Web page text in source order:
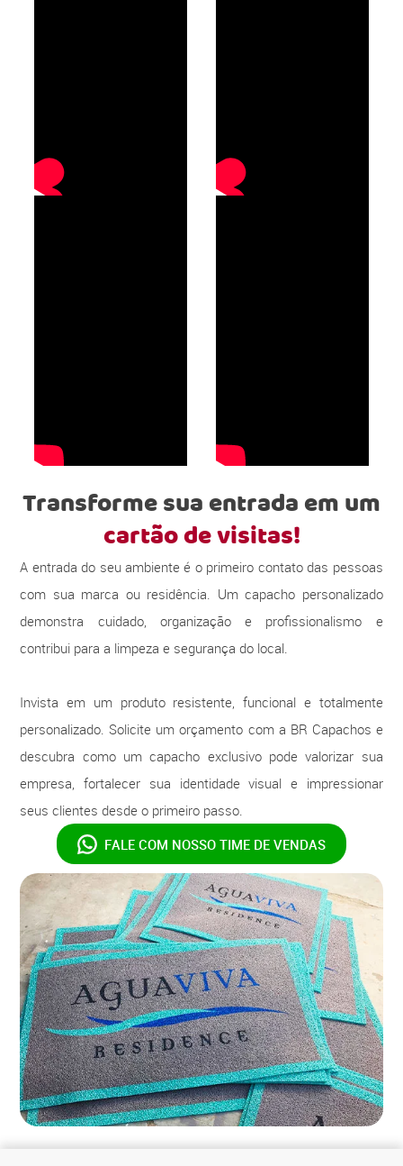
Transforme sua entrada em um
cartão de visitas!
A entrada do seu ambiente é o primeiro contato das pessoas
com sua marca ou residência. Um capacho personalizado
demonstra cuidado, organização e profissionalismo e
contribui para a limpeza e segurança do local.
Invista em um produto resistente, funcional e totalmente
personalizado. Solicite um orçamento com a BR Capachos e
descubra como um capacho exclusivo pode valorizar sua
empresa, fortalecer sua identidade visual e impressionar
seus clientes desde o primeiro passo.
FALE COM NOSSO TIME DE VENDAS